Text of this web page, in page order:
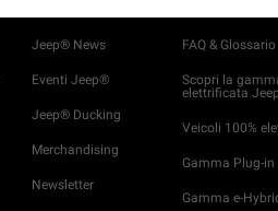
Jeep® News
Eventi Jeep®
Jeep® Ducking
Merchandising
Newsletter
FAQ & Glossario
Scopri la
elettrificata Jeep
Veicoli 100%
Gamma Plug-in
Gamma e-